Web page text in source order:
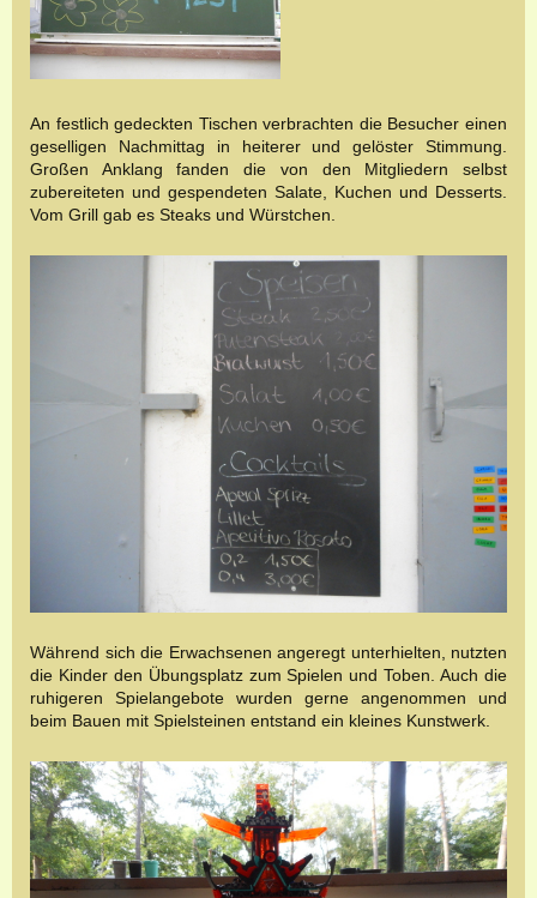
An festlich gedeckten Tischen verbrachten die Besucher einen
geselligen Nachmittag in heiterer und gelöster Stimmung.
Großen Anklang fanden die von den Mitgliedern selbst
zubereiteten und gespendeten Salate, Kuchen und Desserts.
Vom Grill gab es Steaks und Würstchen.
Während sich die Erwachsenen angeregt unterhielten, nutzten
die Kinder den Übungsplatz zum Spielen und Toben. Auch die
ruhigeren Spielangebote wurden gerne angenommen und
beim Bauen mit Spielsteinen entstand ein kleines Kunstwerk.